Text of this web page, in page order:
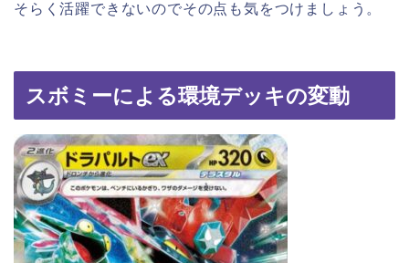
そらく活躍できないのでその点も気をつけましょう。
スボミーによる環境デッキの変動